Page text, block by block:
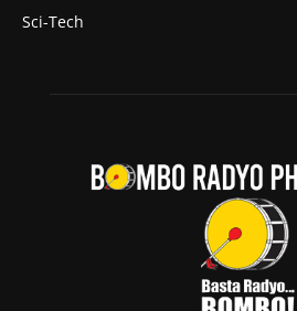
Sci-Tech